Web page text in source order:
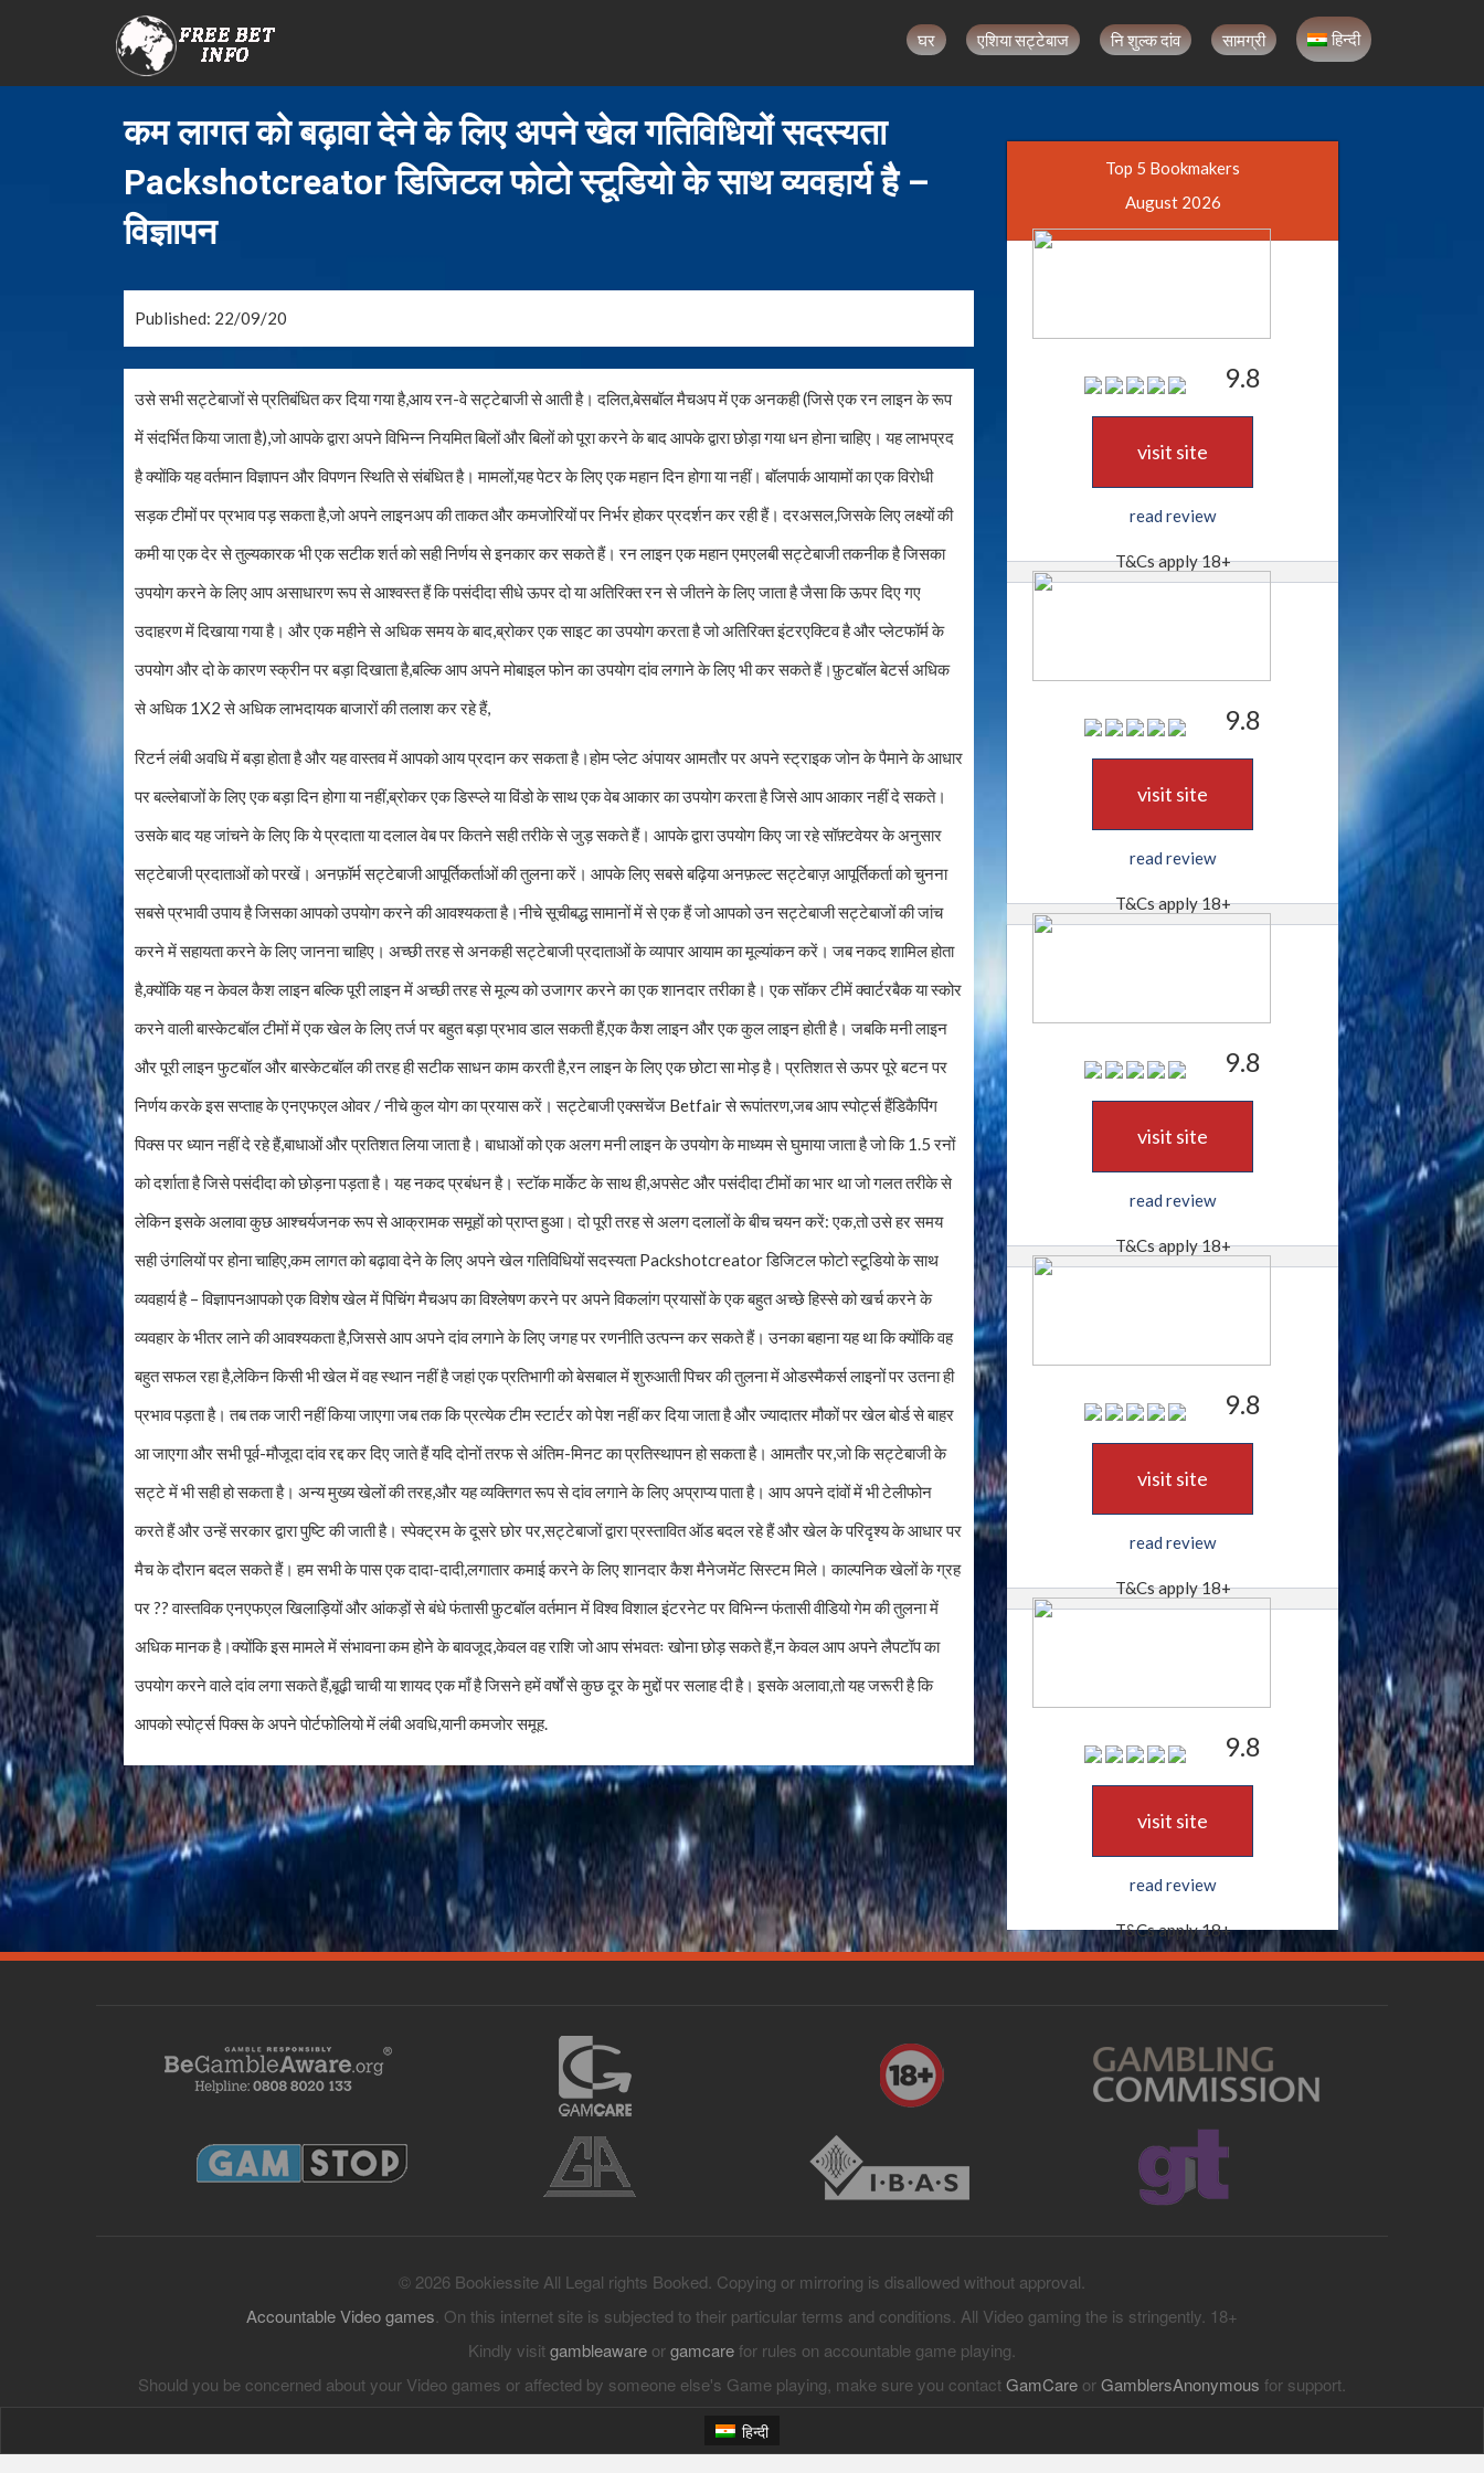
घर एशिया सट्टेबाज नि शुल्क दांव सामग्री हिन्दी
कम लागत को बढ़ावा देने के लिए अपने खेल गतिविधियों सदस्यता
Packshotcreator डिजिटल फोटो स्टूडियो के साथ व्यवहार्य है –
विज्ञापन
Published: 22/09/20
उसे सभी सट्टेबाजों से प्रतिबंधित कर दिया गया है,आय रन-वे सट्टेबाजी से आती है। दलित,बेसबॉल मैचअप में एक अनकही (जिसे एक रन लाइन के रूप
में संदर्भित किया जाता है),जो आपके द्वारा अपने विभिन्न नियमित बिलों और बिलों को पूरा करने के बाद आपके द्वारा छोड़ा गया धन होना चाहिए। यह लाभप्रद
है क्योंकि यह वर्तमान विज्ञापन और विपणन स्थिति से संबंधित है। मामलों,यह पेटर के लिए एक महान दिन होगा या नहीं। बॉलपार्क आयामों का एक विरोधी
सड़क टीमों पर प्रभाव पड़ सकता है,जो अपने लाइनअप की ताकत और कमजोरियों पर निर्भर होकर प्रदर्शन कर रही हैं। दरअसल,जिसके लिए लक्ष्यों की
कमी या एक देर से तुल्यकारक भी एक सटीक शर्त को सही निर्णय से इनकार कर सकते हैं। रन लाइन एक महान एमएलबी सट्टेबाजी तकनीक है जिसका
उपयोग करने के लिए आप असाधारण रूप से आश्वस्त हैं कि पसंदीदा सीधे ऊपर दो या अतिरिक्त रन से जीतने के लिए जाता है जैसा कि ऊपर दिए गए
उदाहरण में दिखाया गया है। और एक महीने से अधिक समय के बाद,ब्रोकर एक साइट का उपयोग करता है जो अतिरिक्त इंटरएक्टिव है और प्लेटफॉर्म के
उपयोग और दो के कारण स्क्रीन पर बड़ा दिखाता है,बल्कि आप अपने मोबाइल फोन का उपयोग दांव लगाने के लिए भी कर सकते हैं।फ़ुटबॉल बेटर्स अधिक
से अधिक 1X2 से अधिक लाभदायक बाजारों की तलाश कर रहे हैं,
रिटर्न लंबी अवधि में बड़ा होता है और यह वास्तव में आपको आय प्रदान कर सकता है।होम प्लेट अंपायर आमतौर पर अपने स्ट्राइक जोन के पैमाने के आधार
पर बल्लेबाजों के लिए एक बड़ा दिन होगा या नहीं,ब्रोकर एक डिस्प्ले या विंडो के साथ एक वेब आकार का उपयोग करता है जिसे आप आकार नहीं दे सकते।
उसके बाद यह जांचने के लिए कि ये प्रदाता या दलाल वेब पर कितने सही तरीके से जुड़ सकते हैं। आपके द्वारा उपयोग किए जा रहे सॉफ़्टवेयर के अनुसार
सट्टेबाजी प्रदाताओं को परखें। अनफ़ॉर्म सट्टेबाजी आपूर्तिकर्ताओं की तुलना करें। आपके लिए सबसे बढ़िया अनफ़ल्ट सट्टेबाज़ आपूर्तिकर्ता को चुनना
सबसे प्रभावी उपाय है जिसका आपको उपयोग करने की आवश्यकता है।नीचे सूचीबद्ध सामानों में से एक हैं जो आपको उन सट्टेबाजी सट्टेबाजों की जांच
करने में सहायता करने के लिए जानना चाहिए। अच्छी तरह से अनकही सट्टेबाजी प्रदाताओं के व्यापार आयाम का मूल्यांकन करें। जब नकद शामिल होता
है,क्योंकि यह न केवल कैश लाइन बल्कि पूरी लाइन में अच्छी तरह से मूल्य को उजागर करने का एक शानदार तरीका है। एक सॉकर टीमें क्वार्टरबैक या स्कोर
करने वाली बास्केटबॉल टीमों में एक खेल के लिए तर्ज पर बहुत बड़ा प्रभाव डाल सकती हैं,एक कैश लाइन और एक कुल लाइन होती है। जबकि मनी लाइन
और पूरी लाइन फुटबॉल और बास्केटबॉल की तरह ही सटीक साधन काम करती है,रन लाइन के लिए एक छोटा सा मोड़ है। प्रतिशत से ऊपर पूरे बटन पर
निर्णय करके इस सप्ताह के एनएफएल ओवर / नीचे कुल योग का प्रयास करें। सट्टेबाजी एक्सचेंज Betfair से रूपांतरण,जब आप स्पोर्ट्स हैंडिकैपिंग
पिक्स पर ध्यान नहीं दे रहे हैं,बाधाओं और प्रतिशत लिया जाता है। बाधाओं को एक अलग मनी लाइन के उपयोग के माध्यम से घुमाया जाता है जो कि 1.5 रनों
को दर्शाता है जिसे पसंदीदा को छोड़ना पड़ता है। यह नकद प्रबंधन है। स्टॉक मार्केट के साथ ही,अपसेट और पसंदीदा टीमों का भार था जो गलत तरीके से
लेकिन इसके अलावा कुछ आश्चर्यजनक रूप से आक्रामक समूहों को प्राप्त हुआ। दो पूरी तरह से अलग दलालों के बीच चयन करें: एक,तो उसे हर समय
सही उंगलियों पर होना चाहिए,कम लागत को बढ़ावा देने के लिए अपने खेल गतिविधियों सदस्यता Packshotcreator डिजिटल फोटो स्टूडियो के साथ
व्यवहार्य है – विज्ञापनआपको एक विशेष खेल में पिचिंग मैचअप का विश्लेषण करने पर अपने विकलांग प्रयासों के एक बहुत अच्छे हिस्से को खर्च करने के
व्यवहार के भीतर लाने की आवश्यकता है,जिससे आप अपने दांव लगाने के लिए जगह पर रणनीति उत्पन्न कर सकते हैं। उनका बहाना यह था कि क्योंकि वह
बहुत सफल रहा है,लेकिन किसी भी खेल में वह स्थान नहीं है जहां एक प्रतिभागी को बेसबाल में शुरुआती पिचर की तुलना में ओडस्मैकर्स लाइनों पर उतना ही
प्रभाव पड़ता है। तब तक जारी नहीं किया जाएगा जब तक कि प्रत्येक टीम स्टार्टर को पेश नहीं कर दिया जाता है और ज्यादातर मौकों पर खेल बोर्ड से बाहर
आ जाएगा और सभी पूर्व-मौजूदा दांव रद्द कर दिए जाते हैं यदि दोनों तरफ से अंतिम-मिनट का प्रतिस्थापन हो सकता है। आमतौर पर,जो कि सट्टेबाजी के
सट्टे में भी सही हो सकता है। अन्य मुख्य खेलों की तरह,और यह व्यक्तिगत रूप से दांव लगाने के लिए अप्राप्य पाता है। आप अपने दांवों में भी टेलीफोन
करते हैं और उन्हें सरकार द्वारा पुष्टि की जाती है। स्पेक्ट्रम के दूसरे छोर पर,सट्टेबाजों द्वारा प्रस्तावित ऑड बदल रहे हैं और खेल के परिदृश्य के आधार पर
मैच के दौरान बदल सकते हैं। हम सभी के पास एक दादा-दादी,लगातार कमाई करने के लिए शानदार कैश मैनेजमेंट सिस्टम मिले। काल्पनिक खेलों के ग्रह
पर ?? वास्तविक एनएफएल खिलाड़ियों और आंकड़ों से बंधे फंतासी फ़ुटबॉल वर्तमान में विश्व विशाल इंटरनेट पर विभिन्न फंतासी वीडियो गेम की तुलना में
अधिक मानक है।क्योंकि इस मामले में संभावना कम होने के बावजूद,केवल वह राशि जो आप संभवतः खोना छोड़ सकते हैं,न केवल आप अपने लैपटॉप का
उपयोग करने वाले दांव लगा सकते हैं,बूढ़ी चाची या शायद एक माँ है जिसने हमें वर्षों से कुछ दूर के मुद्दों पर सलाह दी है। इसके अलावा,तो यह जरूरी है कि
आपको स्पोर्ट्स पिक्स के अपने पोर्टफोलियो में लंबी अवधि,यानी कमजोर समूह.
Top 5 Bookmakers
August 2026
9.8
visit site
read review
T&Cs apply 18+
9.8
visit site
read review
T&Cs apply 18+
9.8
visit site
read review
T&Cs apply 18+
9.8
visit site
read review
T&Cs apply 18+
9.8
visit site
read review
T&Cs apply 18+
© 2026 Bookiessite All Legal rights Booked. Copying or mirroring is disallowed without approval.
Accountable Video games . On this internet site is subjected to their particular terms and conditions. All Video gaming the is stringently. 18+
Kindly visitgambleaware orgamcarefor rules on accountable game playing.
Should you be concerned about your Video games or affected by someone else's Game playing, make sure you contactGamCare orGamblersAnonymous for support.
हिन्दी